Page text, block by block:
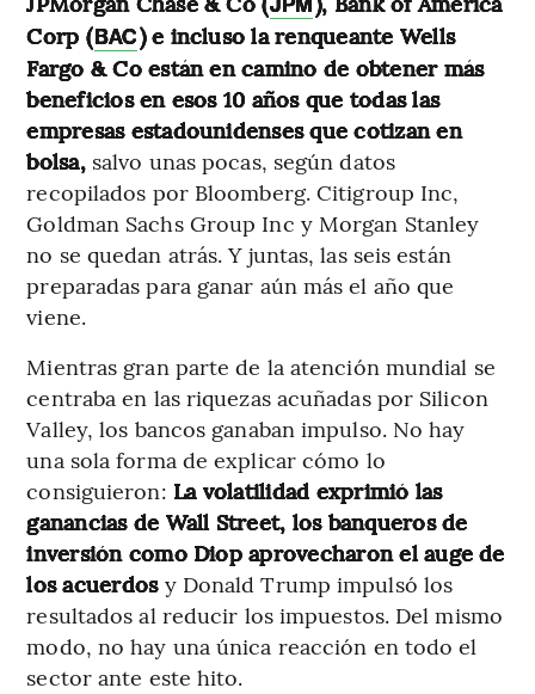
Corp (BAC) e incluso la renqueante Wells
Fargo & Co están en camino de obtener más
beneficios en esos 10 años que todas las
empresas estadounidenses que cotizan en
bolsa, salvo unas pocas, según datos
recopilados por Bloomberg. Citigroup Inc,
Goldman Sachs Group Inc y Morgan Stanley
no se quedan atrás. Y juntas, las seis están
preparadas para ganar aún más el año que
viene.
Mientras gran parte de la atención mundial se
centraba en las riquezas acuñadas por Silicon
Valley, los bancos ganaban impulso. No hay
una sola forma de explicar cómo lo
consiguieron: La volatilidad exprimió las
ganancias de Wall Street, los banqueros de
inversión como Diop aprovecharon el auge de
los acuerdos y Donald Trump impulsó los
resultados al reducir los impuestos. Del mismo
modo, no hay una única reacción en todo el
sector ante este hito.